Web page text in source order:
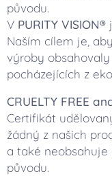
původu.
V PURITY VISION®
Naším cílem je,
výroby obsahovaly
pocházejících z
CRUELTY FREE
Certifikát
žádný z našich
a také neobsahuje
původu.